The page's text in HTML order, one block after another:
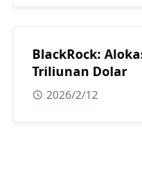
BlackRock:
Triliunan Dolar
2026/2/12